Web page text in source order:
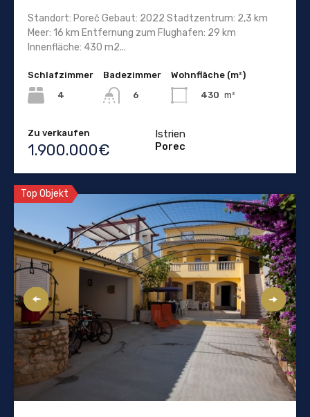
Standort: Poreč Gebaut: 2022 Stadtzentrum: 2,3 km
Meer: 16 km Entfernung zum Flughafen: 29 km
Innenfläche: 430 m2...
Schlafzimmer
4
Badezimmer
6
Wohnfläche (m²)
430 m²
Zu verkaufen
1.900.000€
Istrien
Porec
Top Objekt